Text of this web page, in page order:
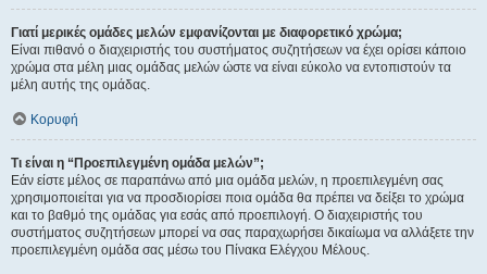
Γιατί μερικές ομάδες μελών εμφανίζονται με διαφορετικό χρώμα;
Είναι πιθανό ο διαχειριστής του συστήματος συζητήσεων να έχει ορίσει κάποιο
χρώμα στα μέλη μιας ομάδας μελών ώστε να είναι εύκολο να εντοπιστούν τα
μέλη αυτής της ομάδας.
Κορυφή
Τι είναι η “Προεπιλεγμένη ομάδα μελών”;
Εάν είστε μέλος σε παραπάνω από μια ομάδα μελών, η προεπιλεγμένη σας
χρησιμοποιείται για να προσδιορίσει ποια ομάδα θα πρέπει να δείξει το χρώμα
και το βαθμό της ομάδας για εσάς από προεπιλογή. Ο διαχειριστής του
συστήματος συζητήσεων μπορεί να σας παραχωρήσει δικαίωμα να αλλάξετε την
προεπιλεγμένη ομάδα σας μέσω του Πίνακα Ελέγχου Μέλους.